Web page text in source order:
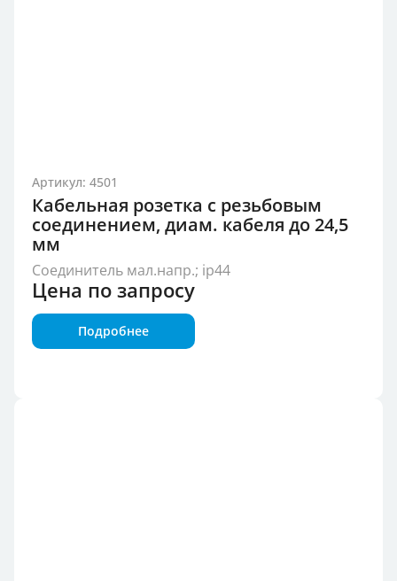
Артикул: 4501
Кабельная розетка с резьбовым
соединением, диам. кабеля до 24,5
мм
Соединитель мал.напр.; ip44
Цена по запросу
Подробнее